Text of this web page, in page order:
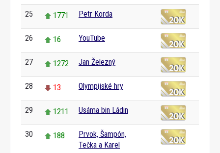
25 1771 Petr Korda
26 16 YouTube
27 1272 Jan Železný
28 13 Olympijské hry
29 1211 Usáma bin Ládin
30 188
Prvok, Šampón,
Tečka a Karel